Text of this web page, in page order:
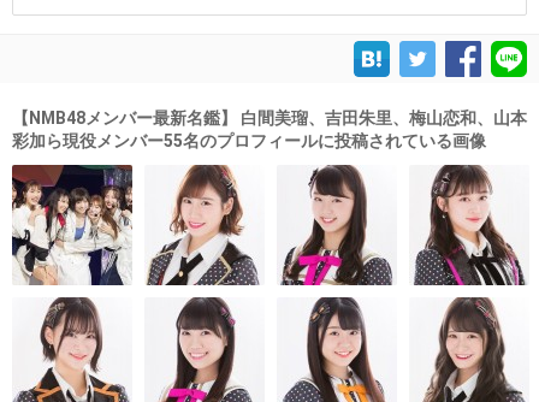
【NMB48メンバー最新名鑑】 白間美瑠、吉田朱里、梅山恋和、山本
彩加ら現役メンバー55名のプロフィールに投稿されている画像